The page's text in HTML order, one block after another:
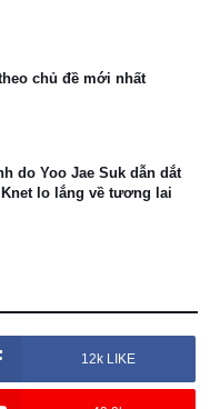
chủ đề mới nhất
do Yoo Jae Suk dẫn dắt
lo lắng về tương lai
12k LIKE